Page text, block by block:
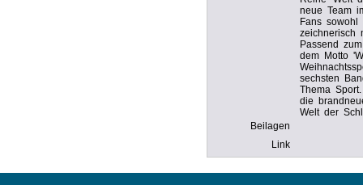
neue Team
Fans
zeichnerisch
Passend
dem Motto
sechsten
Thema
die
Welt der
Beilagen
Link